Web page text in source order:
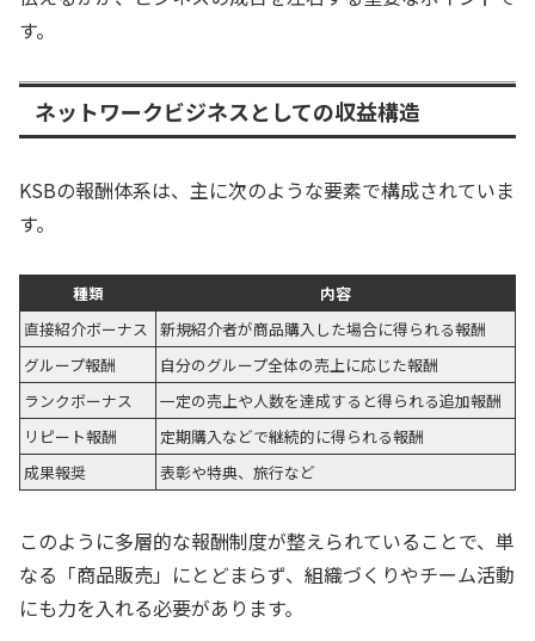
す。
ネットワークビジネスとしての収益構造
KSBの報酬体系は、主に次のような要素で構成されていま
す。
種類
内容
直接紹介ボーナス
新規紹介者が商品購入した場合に得られる報酬
グループ報酬
自分のグループ全体の売上に応じた報酬
ランクボーナス
一定の売上や人数を達成すると得られる追加報酬
リピート報酬
定期購入などで継続的に得られる報酬
成果報奨
表彰や特典、旅行など
このように多層的な報酬制度が整えられていることで、単
なる「商品販売」にとどまらず、組織づくりやチーム活動
にも力を入れる必要があります。